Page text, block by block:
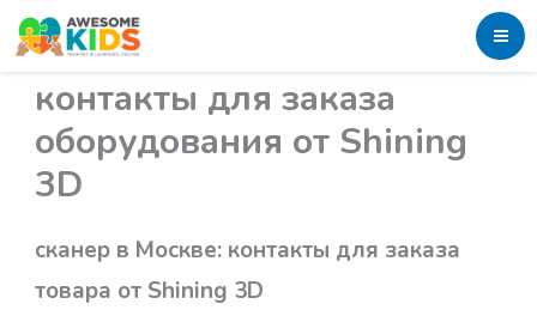
Skip
to
content
Блестящий в Москве:
контакты для заказа
оборудования от Shining
3D
сканер в Москве: контакты для заказа
товара от Shining 3D